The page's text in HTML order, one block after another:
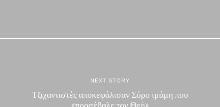
NEXT STORY
Τζιχαντιστές αποκεφάλισαν Σύρο ιμάμη που